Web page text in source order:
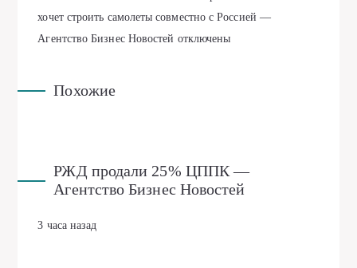
хочет строить самолеты совместно с Россией —
Агентство Бизнес Новостей отключены
Похожие
РЖД продали 25% ЦППК —
Агентство Бизнес Новостей
3 часа назад